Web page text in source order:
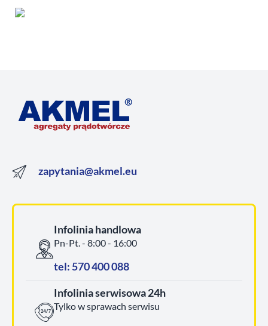
zapytania@akmel.eu
Infolinia handlowa
Pn-Pt. - 8:00 - 16:00
tel: 570 400 088
Infolinia serwisowa 24h
Tylko w sprawach serwisu